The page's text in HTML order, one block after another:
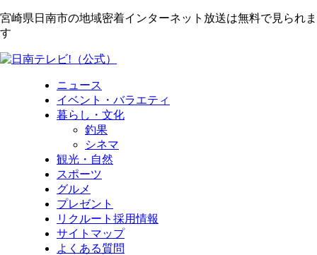
宮崎県日南市の地域密着インターネット放送は無料で見られま
す
ニュース
イベント・バラエティ
暮らし・文化
釣果
シネマ
観光・自然
スポーツ
グルメ
プレゼント
リクルート採用情報
サイトマップ
よくある質問